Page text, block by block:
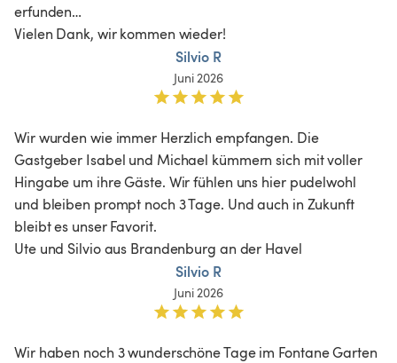
erfunden…
Vielen Dank, wir kommen wieder!
Silvio R
Juni 2026
Wir wurden wie immer Herzlich empfangen. Die
Gastgeber Isabel und Michael kümmern sich mit voller
Hingabe um ihre Gäste. Wir fühlen uns hier pudelwohl
und bleiben prompt noch 3 Tage. Und auch in Zukunft
bleibt es unser Favorit.
Ute und Silvio aus Brandenburg an der Havel
Silvio R
Juni 2026
Wir haben noch 3 wunderschöne Tage im Fontane Garten